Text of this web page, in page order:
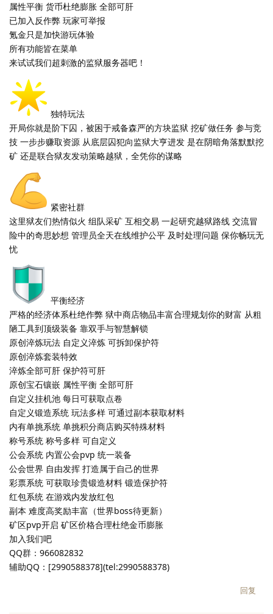
属性平衡 货币杜绝膨胀 全部可肝
已加入反作弊 玩家可举报
氪金只是加快游玩体验
所有功能皆在菜单
来试试我们超刺激的监狱服务器吧！
独特玩法
开局你就是阶下囚，被困于戒备森严的方块监狱 挖矿做任务 参与竞
技 一步步赚取资源 从底层囚犯向监狱大亨进发 是在阴暗角落默默挖
矿 还是联合狱友发动策略越狱，全凭你的谋略
紧密社群
这里狱友们热情似火 组队采矿 互相交易 一起研究越狱路线 交流冒
险中的奇思妙想 管理员全天在线维护公平 及时处理问题 保你畅玩无
忧
平衡经济
严格的经济体系杜绝作弊 狱中商店物品丰富合理规划你的财富 从粗
陋工具到顶级装备 靠双手与智慧解锁
原创淬炼玩法 自定义淬炼 可拆卸保护符
原创淬炼套装特效
淬炼全部可肝 保护符可肝
原创宝石镶嵌 属性平衡 全部可肝
自定义挂机池 每日可获取点卷
自定义锻造系统 玩法多样 可通过副本获取材料
内有单挑系统 单挑积分商店购买特殊材料
称号系统 称号多样 可自定义
公会系统 内置公会pvp 统一装备
公会世界 自由发挥 打造属于自己的世界
彩票系统 可获取珍贵锻造材料 锻造保护符
红包系统 在游戏内发放红包
副本 难度高奖励丰富（世界boss待更新）
矿区pvp开启 矿区价格合理杜绝金币膨胀
加入我们吧
QQ群：966082832
辅助QQ：[2990588378](tel:2990588378)
回复